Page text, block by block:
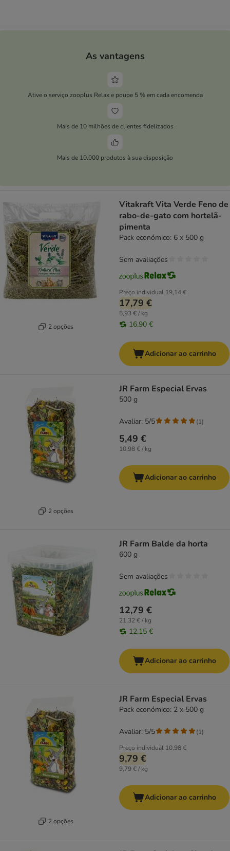
As vantagens
Ative o serviço zooplus Relax e poupe 5 % em cada encomenda
Mais de 10 milhões de clientes fidelizados
Mais de 10.000 produtos à sua disposição
2 opções
Vitakraft Vita Verde Feno de
rabo-de-gato com hortelã-
pimenta
Pack económico: 6 x 500 g
Preço individual 19,14 €
17,79 €
5,93 € / kg
16,90 €
Sem avaliações
Adicionar ao carrinho
2 opções
JR Farm Especial Ervas
500 g
5,49 €
10,98 € / kg
Avaliar: 5/5 (1)
Adicionar ao carrinho
JR Farm Balde da horta
600 g
12,79 €
21,32 € / kg
12,15 €
Sem avaliações
Adicionar ao carrinho
2 opções
JR Farm Especial Ervas
Pack económico: 2 x 500 g
Preço individual 10,98 €
9,79 €
9,79 € / kg
Avaliar: 5/5 (1)
Adicionar ao carrinho